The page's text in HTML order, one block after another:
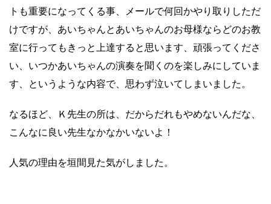
トも重要になってくる事、メールで何回かやり取りしただ
けですが、あいちゃんとあいちゃんのお母様ならどのお教
室に行ってもきっと上達すると思います、頑張ってくださ
い、いつかあいちゃんの演奏を聞くのを楽しみにしていま
す、というような内容で、思わず泣いてしまいました。
なるほど、Ｋ先生の所は、だからだれもやめないんだな、
こんなに良い先生なかなかいないよ！
人気の理由を垣間見た気がしました。